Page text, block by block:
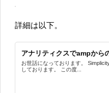
詳細は以下。
アナリティクスでampから
お世話になっております。
しております。 この度...